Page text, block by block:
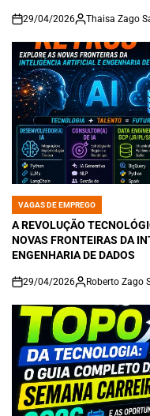
on
29/04/2026 Thaisa Zago
POSTED
IN
VAGAS DE EMPREGO
A REVOLUÇÃO
NOVAS FRONTEIRAS DA
ENGENHARIA DE DADOS
on
29/04/2026 Roberto Zago